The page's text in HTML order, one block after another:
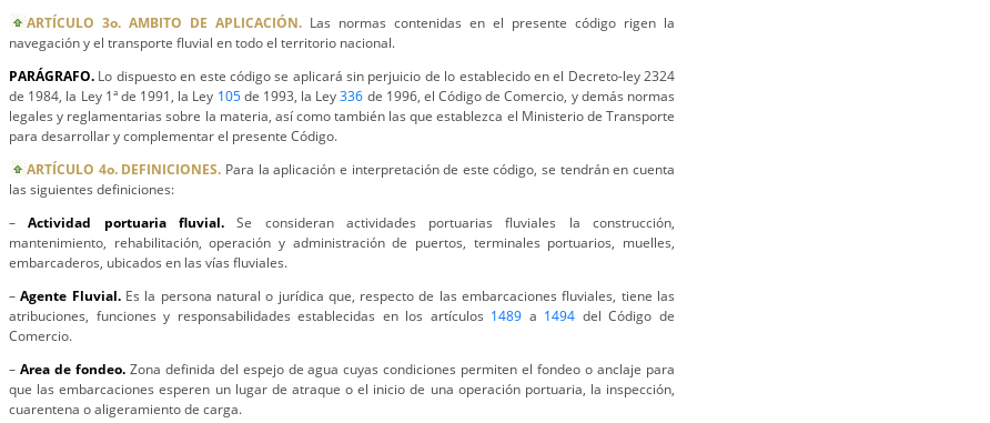
ARTÍCULO 3o. AMBITO DE APLICACIÓN. Las normas contenidas en el presente código rigen la
navegación y el transporte fluvial en todo el territorio nacional.
PARÁGRAFO. Lo dispuesto en este código se aplicará sin perjuicio de lo establecido en el Decreto-ley 2324
de 1984, la Ley 1ª de 1991, la Ley 105de 1993, la Ley336 de 1996, el Código de Comercio, y demás normas
legales y reglamentarias sobre la materia, así como también las que establezca el Ministerio de Transporte
para desarrollar y complementar el presente Código.
ARTÍCULO 4o. DEFINICIONES. Para la aplicación e interpretación de este código, se tendrán en cuenta
las siguientes definiciones:
–Actividad portuaria fluvial.Se consideran actividades portuarias fluviales la construcción,
mantenimiento, rehabilitación, operación y administración de puertos, terminales portuarios, muelles,
embarcaderos, ubicados en las vías fluviales.
–Agente Fluvial. Es la persona natural o jurídica que, respecto de las embarcaciones fluviales, tiene las
atribuciones, funciones y responsabilidades establecidas en los artículos 1489 a 1494 del Código de
Comercio.
– Area de fondeo. Zona definida del espejo de agua cuyas condiciones permiten el fondeo o anclaje para
que las embarcaciones esperen un lugar de atraque o el inicio de una operación portuaria, la inspección,
cuarentena o aligeramiento de carga.